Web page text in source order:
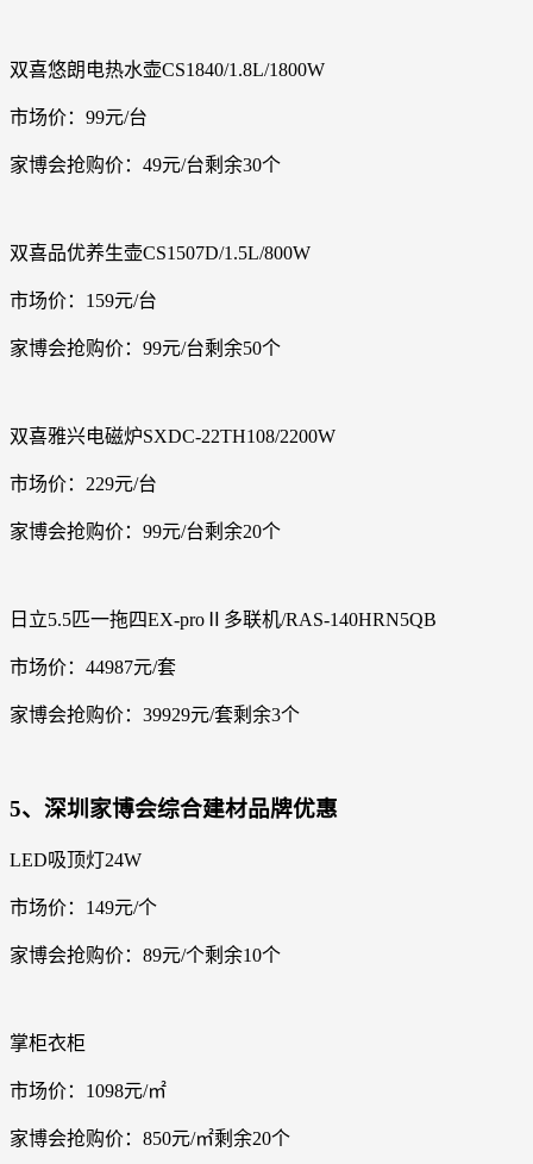
双喜悠朗电热水壶CS1840/1.8L/1800W
市场价：99元/台
家博会抢购价：49元/台剩余30个
双喜品优养生壶CS1507D/1.5L/800W
市场价：159元/台
家博会抢购价：99元/台剩余50个
双喜雅兴电磁炉SXDC-22TH108/2200W
市场价：229元/台
家博会抢购价：99元/台剩余20个
日立5.5匹一拖四EX-proⅡ多联机/RAS-140HRN5QB
市场价：44987元/套
家博会抢购价：39929元/套剩余3个
5、深圳家博会综合建材品牌优惠
LED吸顶灯24W
市场价：149元/个
家博会抢购价：89元/个剩余10个
掌柜衣柜
市场价：1098元/㎡
家博会抢购价：850元/㎡剩余20个